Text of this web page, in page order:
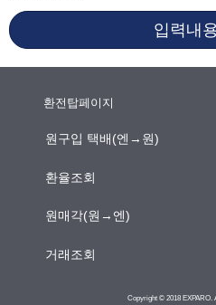
입력내
환전탑페이지
원구입 택배(엔→원)
환율조회
원매각(원→엔)
거래조회
Copyright © 2018 EXPARO.